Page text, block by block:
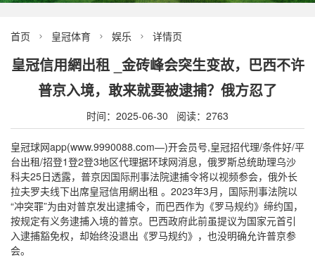
首页  皇冠体育  娱乐  详情页
皇冠信用網出租 _金砖峰会突生变故，巴西不许
普京入境，敢来就要被逮捕？俄方忍了
时间：2025-06-30 阅读：2763
皇冠球网app(www.9990088.com—)开会员号,皇冠招代理/条件好/平
台出租/招登1登2登3地区代理据环球网消息，俄罗斯总统助理乌沙
科夫25日透露，普京因国际刑事法院逮捕令将以视频参会，俄外长
拉夫罗夫线下出席皇冠信用網出租 。2023年3月，国际刑事法院以
“冲突罪”为由对普京发出逮捕令，而巴西作为《罗马规约》缔约国，
按规定有义务逮捕入境的普京。巴西政府此前虽提议为国家元首引
入逮捕豁免权，却始终没退出《罗马规约》，也没明确允许普京参
会。